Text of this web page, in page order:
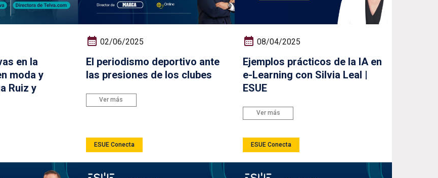
en la
moda y
Ruiz y
02/06/2025
El periodismo deportivo ante
las presiones de los clubes
Ver más
ESUE Conecta
08/04/2025
Ejemplos prácticos de la IA en
e-Learning con Silvia Leal |
ESUE
Ver más
ESUE Conecta